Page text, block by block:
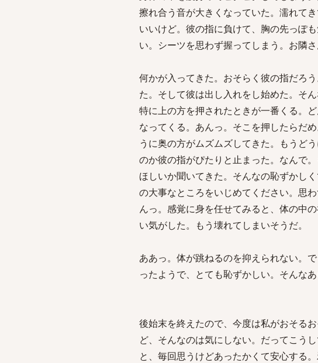
擦れ合う音が大きくなっていた。濡れて
いいけど。彼の指に負けて、胸の先っぽ
い。シーツを思わず握ってしまう。お隣
何かが入ってきた。おそらく彼の指だろ
た。そして彼は出し入れをし始めた。そ
特に上の方を押されたときが一番くる。
なってくる。あんっ。そこを押したらだ
うに奥の方がムズムズしてきた。もうど
のか彼の指がぴたりと止まった。なんで
ほしいか聞いてきた。そんなの恥ずかし
の大事なところをいじめてください。思
んっ。感覚に身を任せてみると、体の中
い気がした。もう壊れてしまいそうだ。
ああっ。体が跳ねるのを抑えられない。
ったようで、とても恥ずかしい。そんな
後始末を終えたので、今度は私がおそる
ど、そんなのは気にしない。だってこう
と、毎回思うけどあったかくて安心する